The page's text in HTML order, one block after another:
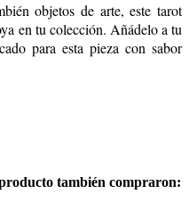
objetos de arte, este tarot
en tu colección. Añádelo a tu
para esta pieza con sabor
también compraron: